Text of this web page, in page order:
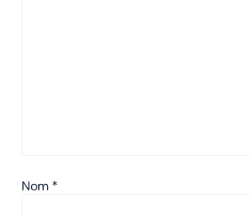
Nom *